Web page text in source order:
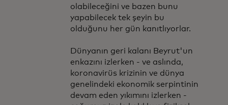
olabileceğini ve bazen bunu
yapabilecek tek şeyin bu
olduğunu her gün kanıtlıyorlar.
Dünyanın geri kalanı Beyrut'un
enkazını izlerken - ve aslında,
koronavirüs krizinin ve dünya
genelindeki ekonomik serpintinin
devam eden yıkımını izlerken -